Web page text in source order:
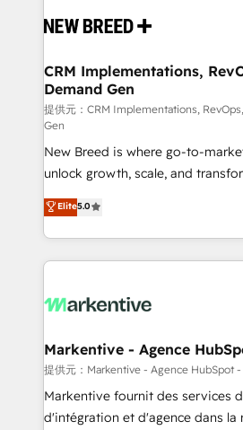
ISO9001:2015 取得 ✓ 400社以上
HubSpot大百科 出版 CRM・AI活用に関するご相談、現
せください。
and system integrations powered
trainers to drive platform adoption. 📈
Generation - Full-funnel marketing and high-
performance advertising via
Expert deployment of Breeze AI
to automate growth. 🏆 Elite Excellence - 8 platform
accreditations and deep HIPAA-
expertise. - A team of 250+ experts dedicated to
your resilient growth.
CRM Implementations,
Demand Gen
提供元：CRM Implementations,
Gen
New Breed is where go-to-
unlock growth, scale, and
companies activate HubSpot’s
customer platform and
Loop Marketing framework
services, smart agents, and
results, fast. ⚙️CRM & RevOps: Align all Hubs to your
🎯Demand Gen & ABM: Drive
ABM, AEO, SEO, & paid media. 👩‍💻Web Design:
Build high-performing websites
& conversion strategy that drive
Elite5.0
Markentive - Agence
提供元：Markentive - Agence HubSpot -
Markentive fournit des services
d'intégration et d'agence dans la